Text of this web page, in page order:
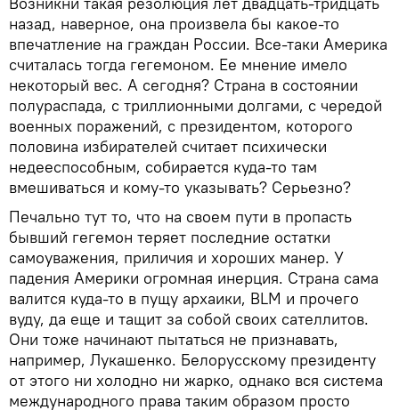
назад, наверное, она произвела бы какое-то
впечатление на граждан России. Все-таки Америка
считалась тогда гегемоном. Ее мнение имело
некоторый вес. А сегодня? Страна в состоянии
полураспада, с триллионными долгами, с чередой
военных поражений, с президентом, которого
половина избирателей считает психически
недееспособным, собирается куда-то там
вмешиваться и кому-то указывать? Серьезно?
Печально тут то, что на своем пути в пропасть
бывший гегемон теряет последние остатки
самоуважения, приличия и хороших манер. У
падения Америки огромная инерция. Страна сама
валится куда-то в пущу архаики, BLM и прочего
вуду, да еще и тащит за собой своих сателлитов.
Они тоже начинают пытаться не признавать,
например, Лукашенко. Белорусскому президенту
от этого ни холодно ни жарко, однако вся система
международного права таким образом просто